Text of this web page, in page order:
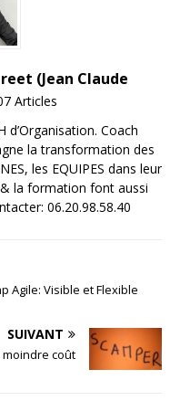
(Jean Claude
Articles
d’Organisation. Coach
la transformation des
les EQUIPES dans leur
la formation font aussi
06.20.98.58.40
Agile: Visible et Flexible
SUIVANT
moindre coût